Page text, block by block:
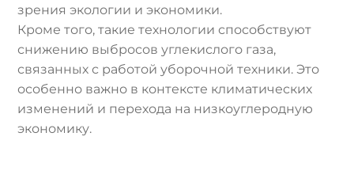
зрения экологии и экономики.
Кроме того, такие технологии способствуют
снижению выбросов углекислого газа,
связанных с работой уборочной техники. Это
особенно важно в контексте климатических
изменений и перехода на низкоуглеродную
экономику.